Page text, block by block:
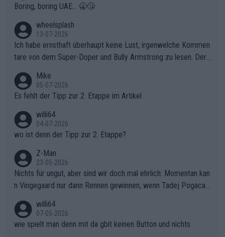
Boring, boring UAE... 🥱😴
wheelsplash
13-07-2026
Ich habe ernsthaft überhaupt keine Lust, irgenwelche Kommen
tare von dem Super-Doper und Bully Armstrong zu lesen. Der
r die gehört nicht in dieses Medium!
Mike
05-07-2026
Es fehlt der Tipp zur 2. Etappe im Artikel
willi64
04-07-2026
wo ist denn der Tipp zur 2. Etappe?
Z-Man
23-05-2026
Nichts für ungut, aber sind wir doch mal ehrlich: Momentan kan
n Vingegaard nur dann Rennen gewinnen, wenn Tadej Pogacar
willi64
07-05-2026
wie spielt man denn mit da gbit keinen Button und nichts